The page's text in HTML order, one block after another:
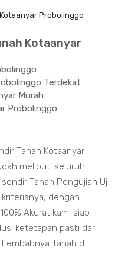
Probolinggo
Kotaanyar
Terdekat
Murah
Probolinggo
Tanah Kotaanyar
meliputi seluruh
Tanah Pengujian Uji
dengan
Akurat kami siap
ketetapan pasti dari
Tanah dll